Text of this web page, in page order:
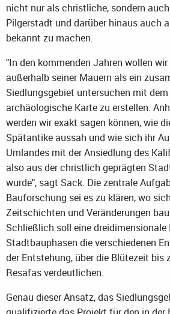
nicht nur als christliche, sondern
Pilgerstadt und darüber hinaus auch
bekannt zu machen.
"In den kommenden Jahren wollen
außerhalb seiner Mauern als ein
Siedlungsgebiet untersuchen mit dem
archäologische Karte zu erstellen.
werden wir exakt sagen können, wie
Spätantike aussah und wie sich ihr
Umlandes mit der Ansiedlung des
also aus der christlich geprägten
wurde", sagt Sack. Die zentrale
Bauforschung sei es zu klären, wo
Zeitschichten und Veränderungen
Schließlich soll eine dreidimensionale
Stadtbauphasen die verschiedenen
der Entstehung, über die Blütezeit bis
Resafas verdeutlichen.
Genau dieser Ansatz, das